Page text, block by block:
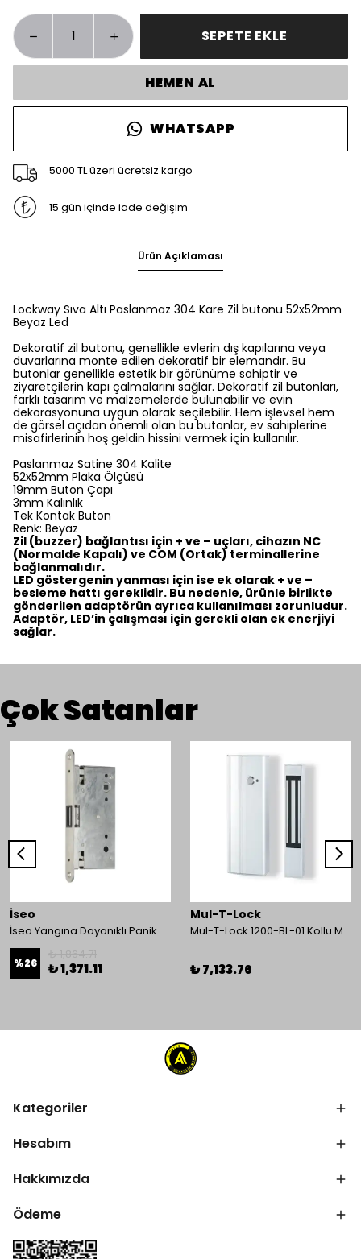
SEPETE EKLE
HEMEN AL
WHATSAPP
5000 TL üzeri ücretsiz kargo
15 gün içinde iade değişim
Ürün Açıklaması
Lockway Sıva Altı Paslanmaz 304 Kare Zil butonu 52x52mm
Beyaz Led
Dekoratif zil butonu, genellikle evlerin dış kapılarına veya
duvarlarına monte edilen dekoratif bir elemandır. Bu
butonlar genellikle estetik bir görünüme sahiptir ve
ziyaretçilerin kapı çalmalarını sağlar. Dekoratif zil butonları,
farklı tasarım ve malzemelerde bulunabilir ve evin
dekorasyonuna uygun olarak seçilebilir. Hem işlevsel hem
de görsel açıdan önemli olan bu butonlar, ev sahiplerine
misafirlerinin hoş geldin hissini vermek için kullanılır.
Paslanmaz Satine 304 Kalite
52x52mm Plaka Ölçüsü
19mm Buton Çapı
3mm Kalınlık
Tek Kontak Buton
Renk: Beyaz
Zil (buzzer) bağlantısı için + ve – uçları, cihazın NC
(Normalde Kapalı) ve COM (Ortak) terminallerine
bağlanmalıdır.
LED göstergenin yanması için ise ek olarak + ve –
besleme hattı gereklidir. Bu nedenle, ürünle birlikte
gönderilen adaptörün ayrıca kullanılması zorunludur.
Adaptör, LED’in çalışması için gerekli olan ek enerjiyi
sağlar.
Çok Satanlar
İseo
İseo Yangına Dayanıklı Panik Fonksiyonlu Pasif Kanat İçin Gömme Kilit
%26 ₺ 1,371.11
Mul-T-Lock
Mul-T-Lock 1200-BL-01 Kollu Manyetik Kilit 272 kg 600 Lbs
₺ 7,133.76
Kategoriler
Hesabım
Hakkımızda
Ödeme